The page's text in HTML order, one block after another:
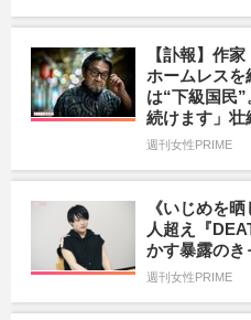
【訃報】作
ホームレスを
は“下級国民
続けます」壮
週刊女性PRIME
《いじめを
人超え『
かす暴露のき
週刊女性PRIME